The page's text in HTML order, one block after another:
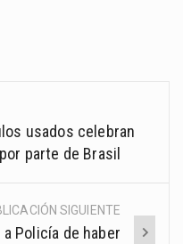
usados celebran
parte de Brasil
SIGUIENTE
Policía de haber